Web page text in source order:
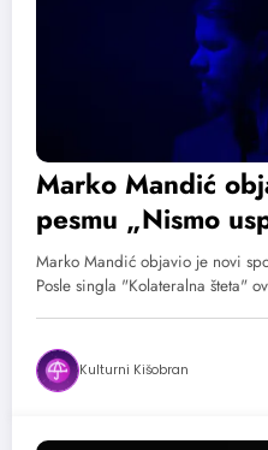
Marko Mandić
pesmu „Nismo
Marko Mandić objavio je novi
Posle singla "Kolateralna šteta"
Kulturni Kišobran